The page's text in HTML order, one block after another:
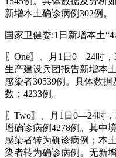
新增本土确诊病例302例。
国家卫健委:1日新增本土
〖One〗、月1日0—24时
生产建设兵团报告新增本
感染者30539例。具体数
数：4233例。
〖Two〗、月1日0—24时
增确诊病例4278例。其中
感染者转为确诊病例；本
染者转为确诊病例。无新